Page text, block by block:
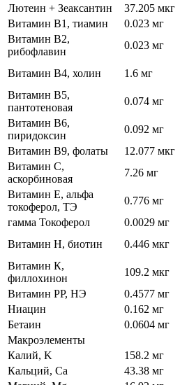
Лютеин + Зеаксантин
37.205 мкг
Витамин В1, тиамин
0.023 мг
Витамин В2,
рибофлавин
0.023 мг
Витамин В4, холин 1.6 мг
Витамин В5,
пантотеновая
0.074 мг
Витамин В6,
пиридоксин
0.092 мг
Витамин В9, фолаты
12.077 мкг
Витамин C,
аскорбиновая
7.26 мг
Витамин Е, альфа
токоферол, ТЭ
0.776 мг
гамма Токоферол
0.0029 мг
Витамин Н, биотин
0.446 мкг
Витамин К,
филлохинон
109.2 мкг
Витамин РР, НЭ
0.4577 мг
Ниацин
0.162 мг
Бетаин
0.0604 мг
Макроэлементы
Калий, K
158.2 мг
Кальций, Ca
43.38 мг